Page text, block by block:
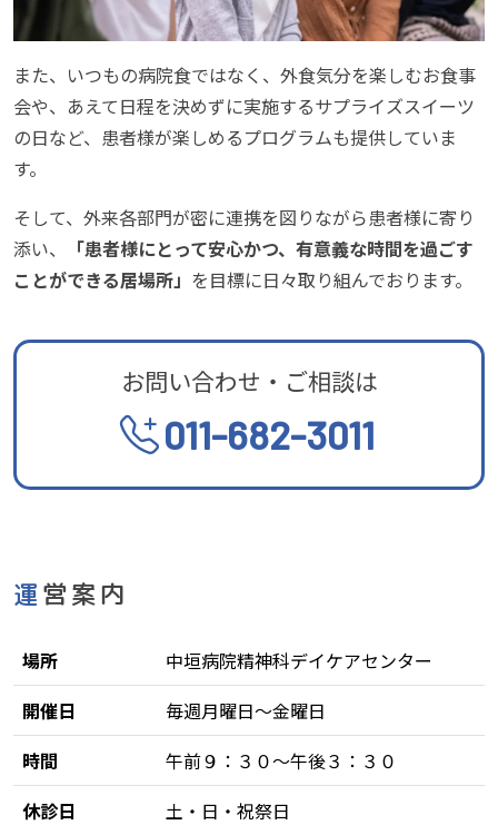
また、いつもの病院食ではなく、外食気分を楽しむお食事
会や、あえて日程を決めずに実施するサプライズスイーツ
の日など、患者様が楽しめるプログラムも提供していま
す。
そして、外来各部門が密に連携を図りながら患者様に寄り
添い、
「患者様にとって安心かつ、有意義な時間を過ごす
ことができる居場所」 を目標に日々取り組んでおります。
お問い合わせ・ご相談は
011-682-3011
運営案内
場所
中垣病院精神科デイケアセンター
開催日
毎週月曜日〜金曜日
時間
午前９：３０〜午後３：３０
休診日
土・日・祝祭日